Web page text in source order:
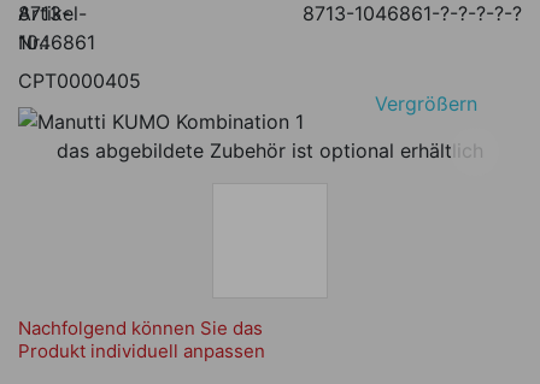
Artikel-
Nr.:
CPT0000405
8713-
1046861
8713-1046861-?-?-?-?-?
Vergrößern
das abgebildete Zubehör ist optional erhältlich
Nachfolgend können Sie das
Produkt individuell anpassen